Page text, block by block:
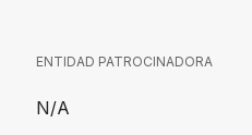
ENTIDAD PATROCINADORA
N/A